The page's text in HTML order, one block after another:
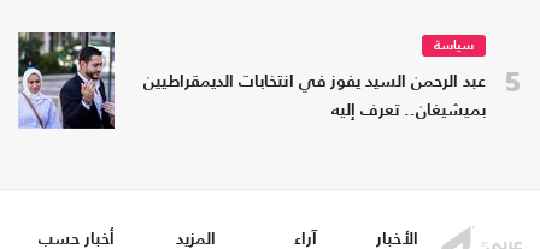
5
سياسة
عبد الرحمن السيد يفوز في انتخابات الديمقراطيين
بميشيغان.. تعرف إليه
الأخبار آراء المزيد
أخبار حسب